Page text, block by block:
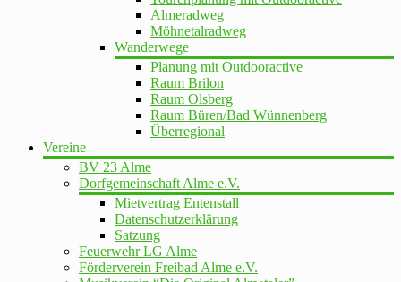
Almeradweg
Möhnetalradweg
Wanderwege
Planung mit Outdooractive
Raum Brilon
Raum Olsberg
Raum Büren/Bad Wünnenberg
Überregional
Vereine
BV 23 Alme
Dorfgemeinschaft Alme e.V.
Mietvertrag Entenstall
Datenschutzerklärung
Satzung
Feuerwehr LG Alme
Förderverein Freibad Alme e.V.